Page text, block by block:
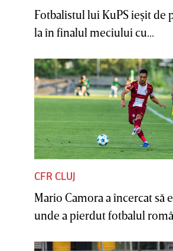
Fotbalistul lui KuPS ieşit de
la în finalul meciului cu...
CFR CLUJ
Mario Camora a încercat să
unde a pierdut fotbalul